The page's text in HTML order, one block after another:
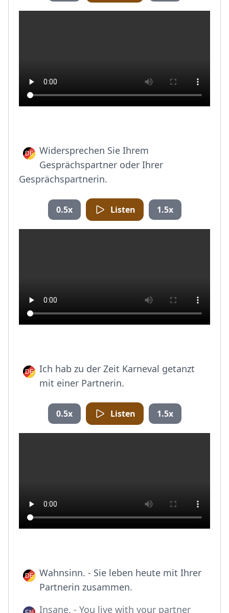
Widersprechen Sie Ihrem
Gesprächspartner oder Ihrer
Gesprächspartnerin.
0.5x Listen 1.5x
Ich hab zu der Zeit Karneval getanzt
mit einer Partnerin.
0.5x Listen 1.5x
Wahnsinn. - Sie leben heute mit Ihrer
Partnerin zusammen.
Insane. - You live with your partner